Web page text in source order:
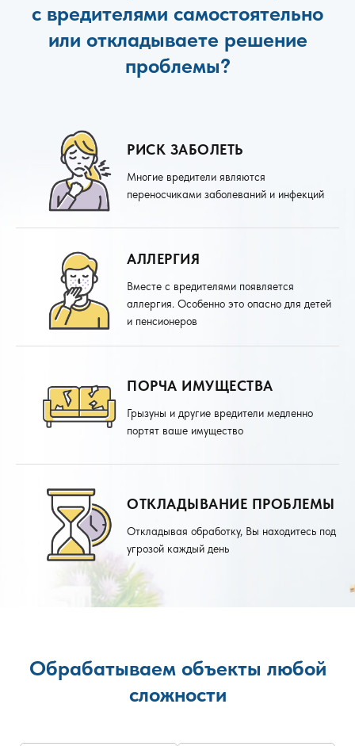
с вредителями самостоятельно
или откладываете решение
проблемы?
РИСК ЗАБОЛЕТЬ
Многие вредители являются
переносчиками заболеваний и инфекций
АЛЛЕРГИЯ
Вместе с вредителями появляется
аллергия. Особенно это опасно для детей
и пенсионеров
ПОРЧА ИМУЩЕСТВА
Грызуны и другие вредители медленно
портят ваше имущество
ОТКЛАДЫВАНИЕ ПРОБЛЕМЫ
Откладывая обработку, Вы находитесь под
угрозой каждый день
Обрабатываем объекты любой
сложности